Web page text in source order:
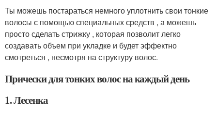
Ты можешь постараться немного уплотнить свои тонкие
волосы с помощью специальных средств , а можешь
просто сделать стрижку , которая позволит легко
создавать объем при укладке и будет эффектно
смотреться , несмотря на структуру волос.
Прически для тонких волос на каждый день
1. Лесенка